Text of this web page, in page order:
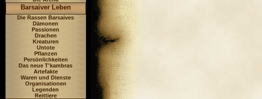
Barsaiver Leben
Die Rassen Barsaives
Dämonen
Passionen
Drachen
Kreaturen
Untote
Pflanzen
Persönlichkeiten
Das neue T'kambras
Artefakte
Waren und Dienste
Organisationen
Legenden
Reittiere